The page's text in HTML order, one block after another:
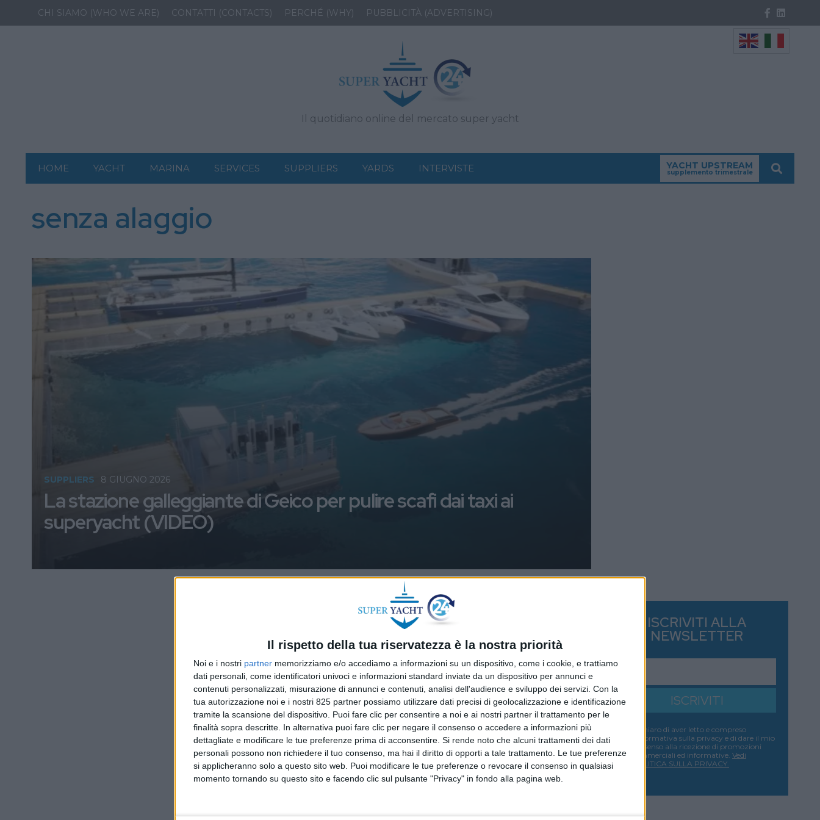
Il rispetto della tua riservatezza è la nostra priorità
Noi e i nostri partner memorizziamo e/o accediamo a informazioni su un dispositivo, come i cookie, e trattiamo
dati personali, come identificatori univoci e informazioni standard inviate da un dispositivo per annunci e
contenuti personalizzati, misurazione di annunci e contenuti, analisi dell'audience e sviluppo dei servizi. Con la
tua autorizzazione noi e i nostri 825 partner possiamo utilizzare dati precisi di geolocalizzazione e identificazione
tramite la scansione del dispositivo. Puoi fare clic per consentire a noi e ai nostri partner il trattamento per le
finalità sopra descritte. In alternativa puoi fare clic per negare il consenso o accedere a informazioni più
dettagliate e modificare le tue preferenze prima di acconsentire. Si rende noto che alcuni trattamenti dei dati
personali possono non richiedere il tuo consenso, ma hai il diritto di opporti a tale trattamento. Le tue preferenze
si applicheranno solo a questo sito web. Puoi modificare le tue preferenze o revocare il consenso in qualsiasi
momento tornando su questo sito e facendo clic sul pulsante "Privacy" in fondo alla pagina web.
CHI SIAMO (WHO WE ARE) CONTATTI (CONTACTS) PERCHÉ (WHY) PUBBLICITÀ (ADVERTISING)
Il quotidiano online del mercato super yacht
HOME YACHT MARINA SERVICES SUPPLIERS YARDS INTERVISTE YACHT UPSTREAM
supplemento trimestrale
senza alaggio
La stazione galleggiante di Geico per pulire scafi dai taxi ai
superyacht (VIDEO)
SUPPLIERS 8 GIUGNO 2026
ISCRIVITI ALLA
NEWSLETTER
ISCRIVITI
Dichiaro di aver letto e compreso
l'informativa sulla privacy e di dare il mio
consenso alla ricezione di promozioni
commerciali ed informative. Vedi
POLITICA SULLA PRIVACY.